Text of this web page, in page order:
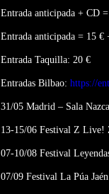
Entrada anticipada + CD
Entrada anticipada = 15 €
Entrada Taquilla: 20 €
Entradas Bilbao: https://
31/05 Madrid – Sala Nazca
13-15/06 Festival Z Live!
07-10/08 Festival
07/09 Festival La Púa Jaén